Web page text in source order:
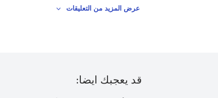
عرض المزيد من التعليقات
قد يعجبك ايضا: